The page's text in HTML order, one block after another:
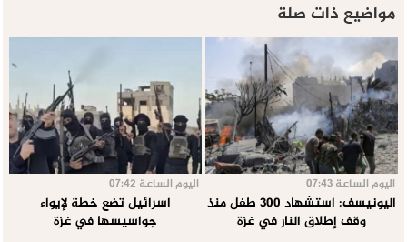
مواضيع ذات صلة
اليوم الساعة 07:43
اليونيسف: استشهاد 300 طفل منذ
وقف إطلاق النار في غزة
اليوم الساعة 07:42
اسرائيل تضع خطة لإيواء
جواسيسها في غزة